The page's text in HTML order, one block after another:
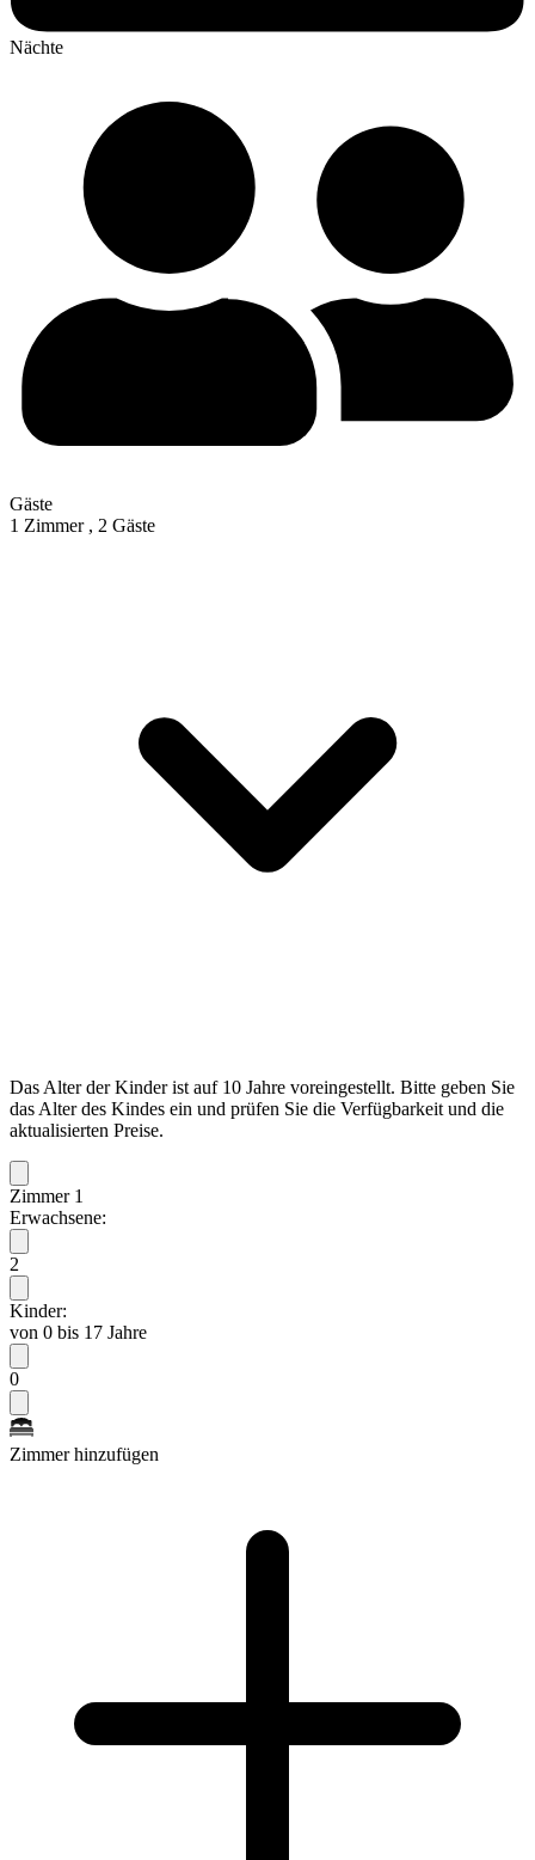
Nächte
Gäste
1 Zimmer , 2 Gäste
Das Alter der Kinder ist auf 10 Jahre voreingestellt. Bitte geben Sie
das Alter des Kindes ein und prüfen Sie die Verfügbarkeit und die
aktualisierten Preise.
Zimmer 1
Erwachsene:
2
Kinder:
von 0 bis 17 Jahre
0
Zimmer hinzufügen